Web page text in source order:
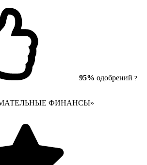
95% одобрений ?
ФИНАНСЫ»